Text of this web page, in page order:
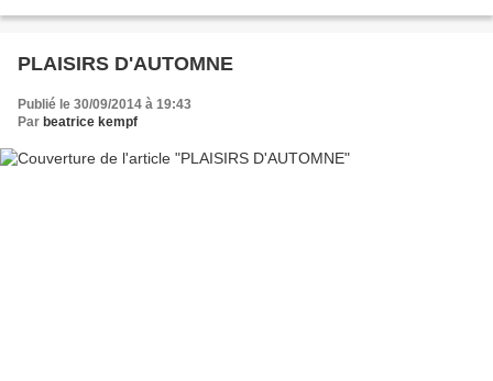
PLAISIRS D'AUTOMNE
Publié le 30/09/2014 à 19:43
Par beatrice kempf